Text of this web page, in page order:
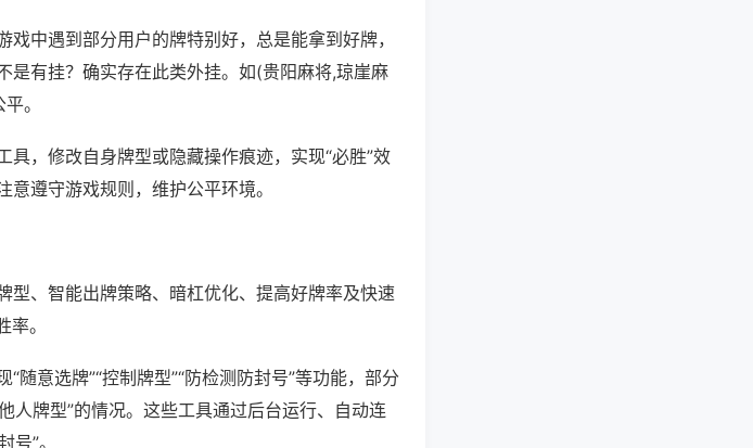
中遇到部分用户的牌特别好，总是能拿到好牌，
是有挂？确实存在此类外挂。如(贵阳麻将,琼崖麻
。
，修改自身牌型或隐藏操作痕迹，实现“必胜”效
遵守游戏规则，维护公平环境。
型、智能出牌策略、暗杠优化、提高好牌率及快速
。
随意选牌”“控制牌型”“防检测防封号”等功能，部分
人牌型”的情况。这些工具通过后台运行、自动连
”。